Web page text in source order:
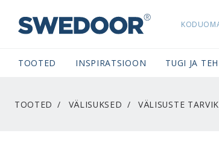
SWEDOORESTONIA
TOOTED INSPIRATSIOON TUGI JA
TOOTED VÄLISUKSED VÄLISUSTE